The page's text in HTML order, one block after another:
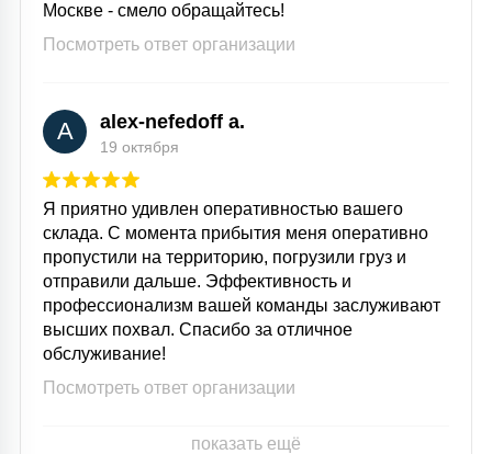
Москве - смело обращайтесь!
Посмотреть ответ организации
A alex-nefedoff a.
19 октября
Я приятно удивлен оперативностью вашего
склада. С момента прибытия меня оперативно
пропустили на территорию, погрузили груз и
отправили дальше. Эффективность и
профессионализм вашей команды заслуживают
высших похвал. Спасибо за отличное
обслуживание!
Посмотреть ответ организации
показать ещё